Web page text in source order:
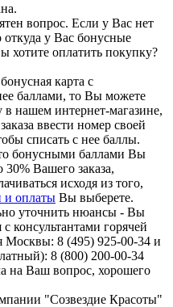
вопрос. Если у Вас нет
у Вас бонусные
хотите оплатить покупку?
карта с
баллами, то Вы можете
нашем интернет-магазине,
ввести номер своей
списать с нее баллы.
бонусными баллами Вы
30% Вашего заказа,
исходя из того,
и оплаты Вы выберете.
уточнить нюансы - Вы
консультантами горячей
Москвы: 8 (495) 925-00-34 и
8 (800) 200-00-34
на Ваш вопрос, хорошего
"Созвездие Красоты"